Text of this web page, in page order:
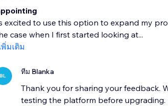
excited to use this option to expand my
case when I first started looking at...
มเติม
BL ทีม Blanka
Thank you for sharing your feedback.
testing the platform before